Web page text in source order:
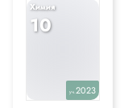
Химия
10
уч.2023